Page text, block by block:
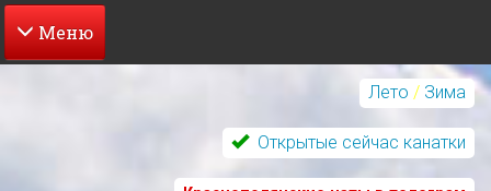
Перейти
Лето / Зима
Открытые сейчас канатки